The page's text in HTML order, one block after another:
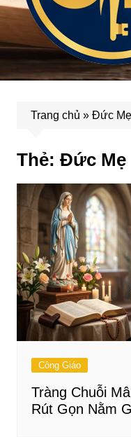
Trang chủ » Đức Mẹ
Thẻ: Đức Mẹ
Công Giáo
Tràng Chuỗi
Rút Gọn Nằm